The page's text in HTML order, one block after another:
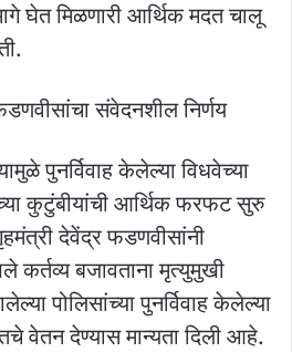
घेत मिळणारी आर्थिक मदत चालू
संवेदनशील निर्णय
पुनर्विवाह केलेल्या विधवेच्या
कुटुंबीयांची आर्थिक फरफट सुरु
देवेंद्र फडणवीसांनी
बजावताना मृत्युमुखी
पोलिसांच्या पुनर्विवाह केलेल्या
वेतन देण्यास मान्यता दिली आहे.